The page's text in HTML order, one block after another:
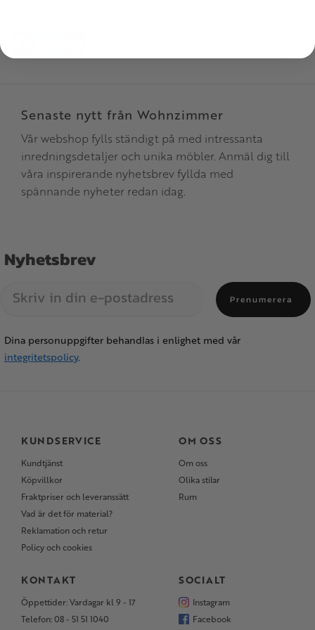
Senaste nytt från Wohnzimmer
Vår webshop fylls ständigt på med intressanta
inredningsdetaljer och unika möbler. Anmäl dig till
våra inspirerande nyhetsbrev fyllda med
spännande nyheter redan idag.
Nyhetsbrev
Prenumerera
Dina personuppgifter behandlas i enlighet med vår
integritetspolicy.
KUNDSERVICE
Kundtjänst
Köpvillkor
Fraktpriser och leveranssätt
Vad är det för material?
Reklamation och retur
Policy och cookies
OM OSS
Om oss
Olika stilar
Rum
KONTAKT
Öppettider: Vardagar kl 9 - 17
Telefon: 08 - 51 51 1040
SOCIALT
Instagram
Facebook